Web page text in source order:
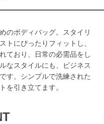
のボディバッグ。スタイリ
トにぴったりフィットし、
ており、日常の必需品をし
なスタイルにも、ビジネス
す。シンプルで洗練された
を引き立てます。